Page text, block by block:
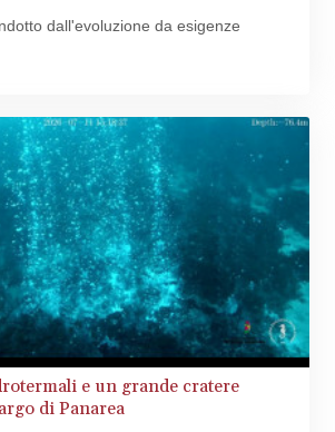
MYR 4.721853
1572.381111
NIO 42.438205
NOK 11.00856
NPR 175.401109
NZD 1.964222
OMR 0.444037
PAB 1.153176
PEN 3.903611
PGK 5.170149
PHP 70.148769
PKR 320.189388
PLN 4.30117
dall'evoluzione da esigenze
e un grande cratere
di Panarea